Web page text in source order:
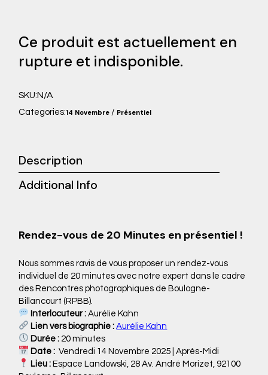
Ce produit est actuellement en
rupture et indisponible.
SKU:N/A
Categories:14 Novembre / Présentiel
Description
Additional Info
Rendez-vous de 20 Minutes en présentiel !
Nous sommes ravis de vous proposer un rendez-vous
individuel de 20 minutes avec notre expert dans le cadre
des Rencontres photographiques de Boulogne-
Billancourt (RPBB).
Interlocuteur :Aurélie Kahn
Lien vers biographie : Aurélie Kahn
Durée : 20 minutes
Date : Vendredi 14 Novembre 2025 | Après-Midi
Lieu : Espace Landowski, 28 Av. André Morizet, 92100